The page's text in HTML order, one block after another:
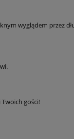
wyglądem przez
gości!